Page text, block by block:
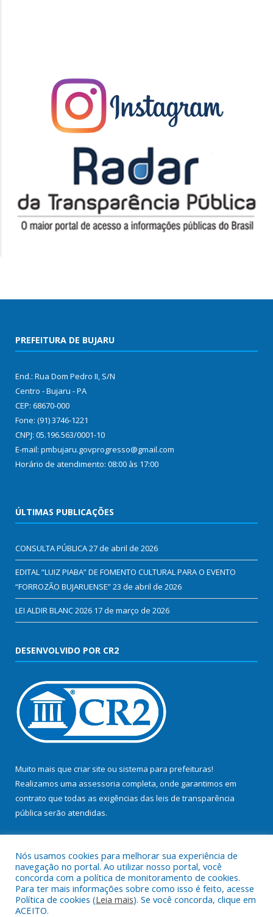
PREFEITURA DE BUJARU
End.: Rua Dom Pedro II, S/N
Centro - Bujaru - PA
CEP: 68670-000
Fone: (91) 3746-1221
CNPJ: 05.196.563/0001-10
E-mail: pmbujaru.govprogresso@gmail.com
Horário de atendimento: 08:00 às 17:00
ÚLTIMAS PUBLICAÇÕES
CONSULTA PÚBLICA27 de abril de 2026
EDITAL “LUIZ PIABA” DE FOMENTO CULTURAL PARA O EVENTO
“FORROZÃO BUJARUENSE”23 de abril de 2026
LEI ALDIR BLANC 2026 17 de março de 2026
DESENVOLVIDO POR CR2
Muito mais que criar site ou sistema para prefeituras!
Realizamos uma assessoria completa, onde garantimos em
contrato que todas as exigências das leis de transparência
pública serão atendidas.
Todos os direitos reservados a Prefeitura Municipal de Bujaru.
Nós usamos cookies para melhorar sua experiência de
navegação no portal. Ao utilizar nosso portal, você
concorda com a política de monitoramento de cookies.
Para ter mais informações sobre como isso é feito, acesse
Política de cookies (Leia mais). Se você concorda, clique em
ACEITO.